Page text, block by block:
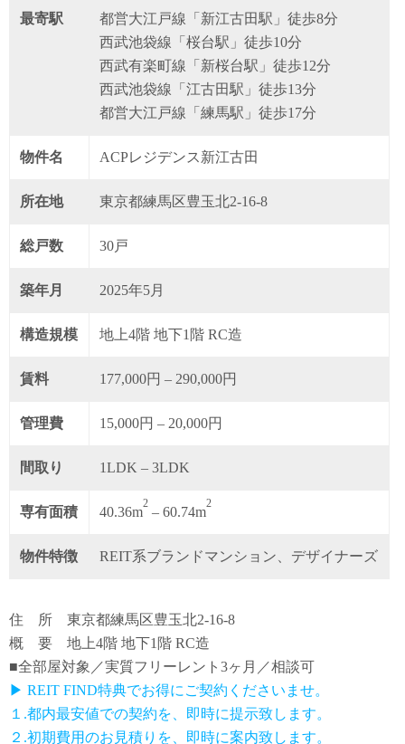
最寄駅
都営大江戸線「新江古田駅」徒歩8分
西武池袋線「桜台駅」徒歩10分
西武有楽町線「新桜台駅」徒歩12分
西武池袋線「江古田駅」徒歩13分
都営大江戸線「練馬駅」徒歩17分
物件名 ACPレジデンス新江古田
所在地 東京都練馬区豊玉北2-16-8
総戸数 30戸
築年月 2025年5月
構造規模 地上4階 地下1階 RC造
賃料 177,000円 – 290,000円
管理費 15,000円 – 20,000円
間取り 1LDK – 3LDK
専有面積 40.36m
2
– 60.74m
2
物件特徴 REIT系ブランドマンション、デザイナーズ
住 所 東京都練馬区豊玉北2-16-8
概 要 地上4階 地下1階 RC造
■全部屋対象／実質フリーレント3ヶ月／相談可
▶ REIT FIND特典でお得にご契約くださいませ。
１.都内最安値での契約を、即時に提示致します。
２.初期費用のお見積りを、即時に案内致します。